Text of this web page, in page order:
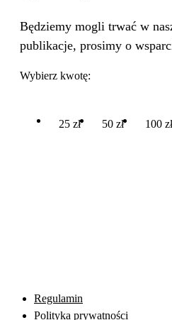
Będziemy mogli trwać w
publikacje, prosimy o
Wybierz kwotę:
25 zł 50 zł 100 zł
Regulamin
Polityka prywatności